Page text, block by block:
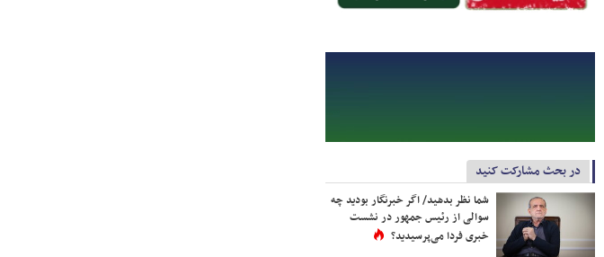
در بحث مشارکت کنید
شما نظر بدهید/ اگر خبرنگار بودید چه
سوالی از رئیس جمهور در نشست
خبری فردا می‌پرسیدید؟